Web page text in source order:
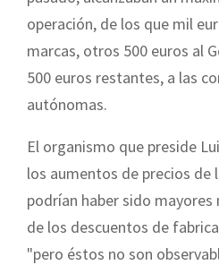
operación, de los que mil
marcas, otros 500 euros al
500 euros restantes, a las
autónomas.
El organismo que preside
los aumentos de precios de
podrían haber sido
de los descuentos de
"pero éstos no son